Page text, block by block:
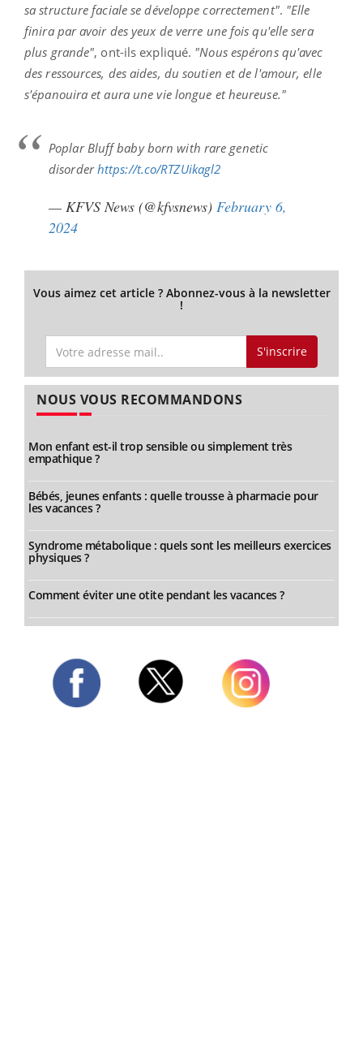
sa structure faciale se développe correctement". "Elle
finira par avoir des yeux de verre une fois qu'elle sera
plus grande", ont-ils expliqué. "Nous espérons qu'avec
des ressources, des aides, du soutien et de l'amour, elle
s'épanouira et aura une vie longue et heureuse."
Poplar Bluff baby born with rare genetic
disorderhttps://t.co/RTZUikagl2
— KFVS News (@kfvsnews) February 6,
2024
Vous aimez cet article ? Abonnez-vous à la newsletter
!
S'inscrire
NOUS VOUS RECOMMANDONS
Mon enfant est-il trop sensible ou simplement très
empathique ?
Bébés, jeunes enfants : quelle trousse à pharmacie pour
les vacances ?
Syndrome métabolique : quels sont les meilleurs exercices
physiques ?
Comment éviter une otite pendant les vacances ?